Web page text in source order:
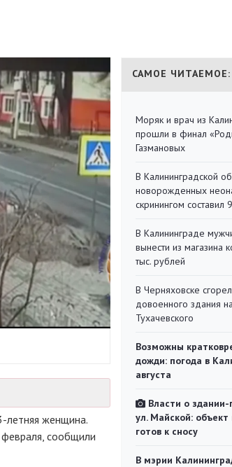
летняя женщина.
сообщили
САМОЕ ЧИТАЕМОЕ:
Моряк и врач из
прошли в финал
Газмановых
В Калининградской
новорожденных
скринингом составил
В Калининграде
вынести из магазина
тыс. рублей
В Черняховске
довоенного здания
Тухачевского
Возможны
дожди: погода в
августа
Власти о здании-
ул. Майской: объект
готов к сносу
В мэрии